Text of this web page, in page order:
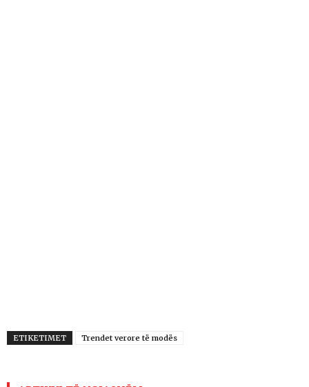
ETIKETIMET Trendet verore të modës